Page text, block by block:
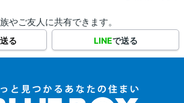
やご友人に共有できます。
る LINEで送る